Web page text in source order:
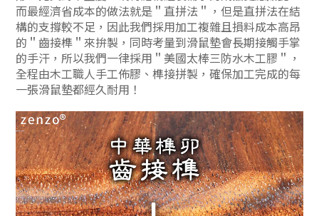
而最經濟省成本的做法就是＂直拼法＂，但是直拼法在結
構的支撐較不足，因此我們採用加工複雜且損料成本高昂
的＂齒接榫＂來拚製，同時考量到滑鼠墊會長期接觸手掌
的手汗，所以我們一律採用＂美國太棒三防水木工膠＂，
全程由木工職人手工佈膠、榫接拼製， 確保加工完成的每
一張滑鼠墊都經久耐用！